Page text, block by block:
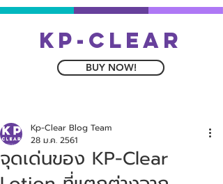
kp-clear
BUY NOW!
จุดเด่นของ KP-Clear
Kp-Clear Blog Team
28 ม.ค. 2561